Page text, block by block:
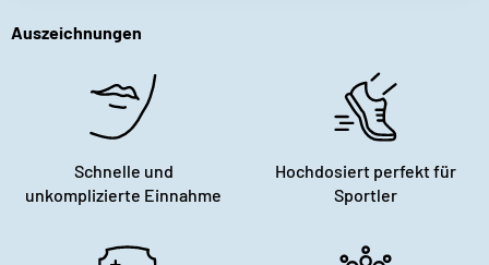
Auszeichnungen
Schnelle und
unkomplizierte Einnahme
Hochdosiert perfekt für
Sportler